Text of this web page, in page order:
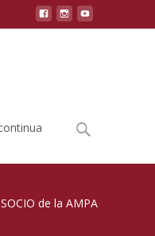
Buscar
por:
de la AMPA